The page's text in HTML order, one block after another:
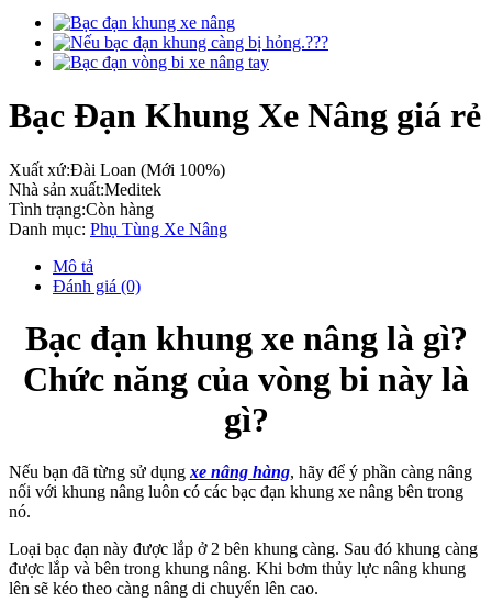
Bạc Đạn Khung Xe Nâng giá rẻ
Xuất xứ:Đài Loan (Mới 100%)
Nhà sản xuất:Meditek
Tình trạng:Còn hàng
Danh mục: Phụ Tùng Xe Nâng
Mô tả
Đánh giá (0)
Bạc đạn khung xe nâng là gì?
Chức năng của vòng bi này là
gì?
Nếu bạn đã từng sử dụng xe nâng hàng, hãy để ý phần càng nâng
nối với khung nâng luôn có các bạc đạn khung xe nâng bên trong
nó.
Loại bạc đạn này được lắp ở 2 bên khung càng. Sau đó khung càng
được lắp và bên trong khung nâng. Khi bơm thủy lực nâng khung
lên sẽ kéo theo càng nâng di chuyển lên cao.